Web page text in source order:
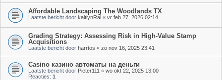
Affordable Landscaping The Woodlands TX
Laatste bericht door kaitlynRal « vr feb 27, 2026 02:14
Grading Strategy: Assessing Risk in High-Value Stamp
Acquisitions
Laatste bericht door harrtos « zo nov 16, 2025 23:41
Casino казино автоматы на деньги
Laatste bericht door Pieter111 « wo okt 22, 2025 13:00
Reacties: 1